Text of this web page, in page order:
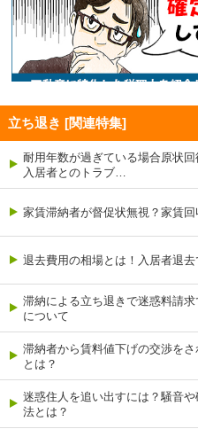
立ち退き [関連特集]
耐用年数が過ぎている場合原状
入居者とのトラブ…
家賃滞納者が督促状無視？家賃
退去費用の相場とは！入居者退
滞納による立ち退きで迷惑料請
について
滞納者から賃料値下げの交渉を
とは？
迷惑住人を追い出すには？騒音
法とは？